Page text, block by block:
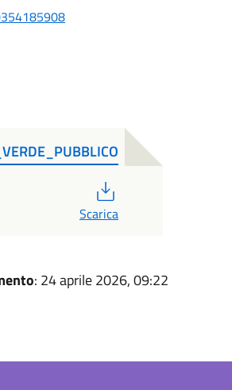
Scarica
: 24 aprile 2026, 09:22